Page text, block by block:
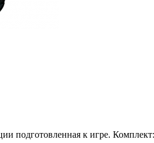
подготовленная к игре.